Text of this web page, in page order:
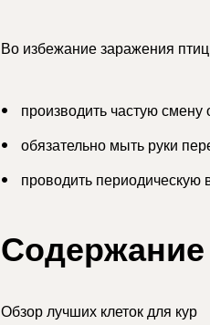
Во избежание заражения
производить частую
обязательно мыть руки
проводить периодическую
Обзор лучших клеток для кур